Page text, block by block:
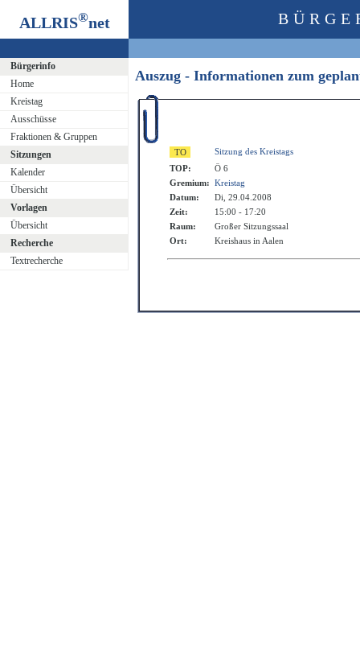
ALLRIS®net
Bürgerinfo
Home
Kreistag
Ausschüsse
Fraktionen & Gruppen
Sitzungen
Kalender
Übersicht
Vorlagen
Übersicht
Recherche
Textrecherche
Auszug - Informationen zum
Sitzung des Kreistags
TOP:
Ö 6
Gremium: Kreistag
Datum:
Di, 29.04.2008
Zeit:
15:00 - 17:20
Raum:
Großer Sitzungssaal
Ort:
Kreishaus in Aalen